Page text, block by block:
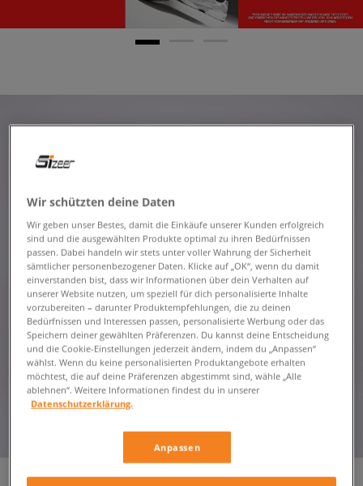
Wir schützten deine Daten
Wir geben unser Bestes, damit die Einkäufe unserer Kunden erfolgreich
sind und die ausgewählten Produkte optimal zu ihren Bedürfnissen
passen. Dabei handeln wir stets unter voller Wahrung der Sicherheit
sämtlicher personenbezogener Daten. Klicke auf „OK“, wenn du damit
einverstanden bist, dass wir Informationen über dein Verhalten auf
unserer Website nutzen, um speziell für dich personalisierte Inhalte
vorzubereiten – darunter Produktempfehlungen, die zu deinen
Bedürfnissen und Interessen passen, personalisierte Werbung oder das
Speichern deiner gewählten Präferenzen. Du kannst deine Entscheidung
und die Cookie-Einstellungen jederzeit ändern, indem du „Anpassen“
wählst. Wenn du keine personalisierten Produktangebote erhalten
möchtest, die auf deine Präferenzen abgestimmt sind, wähle „Alle
ablehnen“. Weitere Informationen findest du in unserer
Datenschutzerklärung.
Anpassen